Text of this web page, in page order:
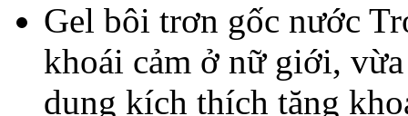
Gel bôi trơn gốc nước
khoái cảm ở nữ giới,
dụng kích thích tăng